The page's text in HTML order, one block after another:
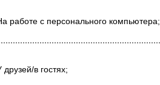
работе с персонального компьютера;
друзей/в гостях;